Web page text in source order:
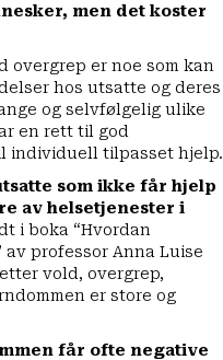
men det koster
overgrep er noe som kan
hos utsatte og deres
og selvfølgelig ulike
en rett til god
individuell tilpasset hjelp.
som ikke får hjelp
av helsetjenester i
i boka “Hvordan
professor Anna Luise
vold, overgrep,
er store og
får ofte negative